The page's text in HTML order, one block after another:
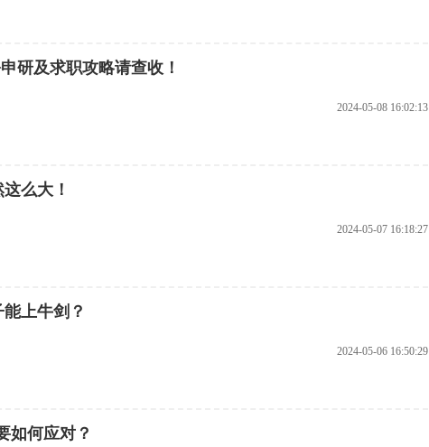
研及求职攻略请查收！
2024-05-08 16:02:13
么大！
2024-05-07 16:18:27
上牛剑？
2024-05-06 16:50:29
如何应对？